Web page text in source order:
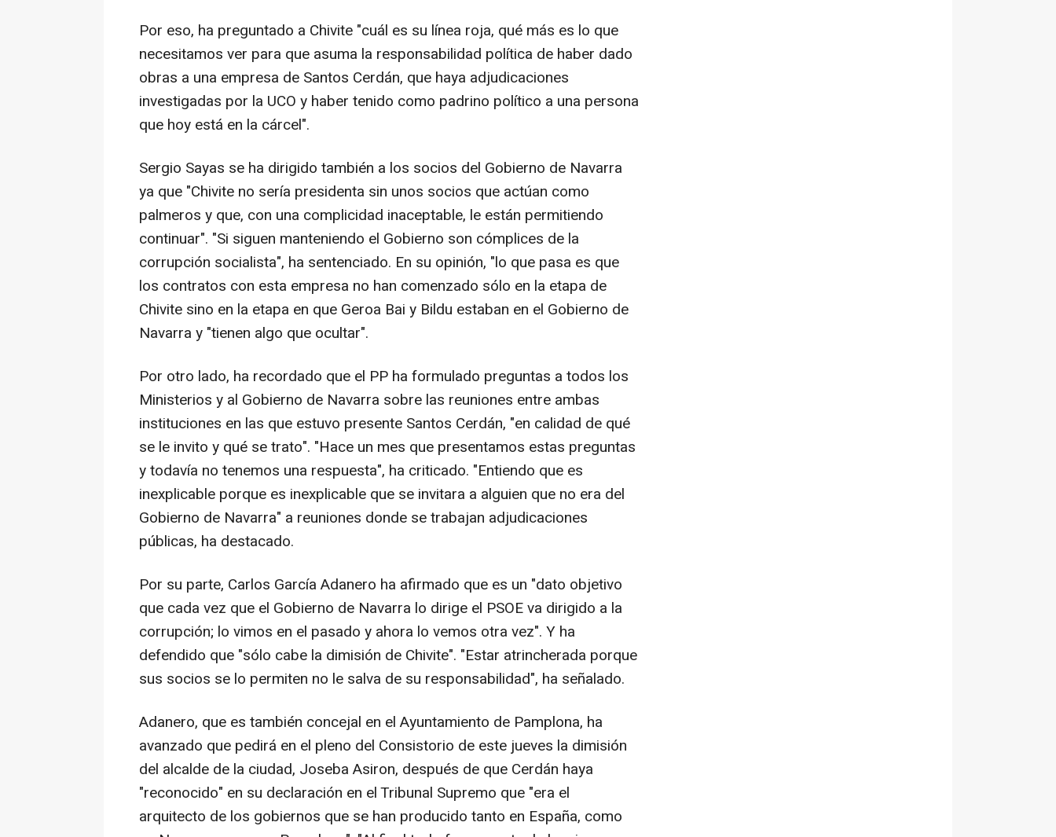
Por eso, ha preguntado a Chivite "cuál es su línea roja, qué más es lo que
necesitamos ver para que asuma la responsabilidad política de haber dado
obras a una empresa de Santos Cerdán, que haya adjudicaciones
investigadas por la UCO y haber tenido como padrino político a una persona
que hoy está en la cárcel".
Sergio Sayas se ha dirigido también a los socios del Gobierno de Navarra
ya que "Chivite no sería presidenta sin unos socios que actúan como
palmeros y que, con una complicidad inaceptable, le están permitiendo
continuar". "Si siguen manteniendo el Gobierno son cómplices de la
corrupción socialista", ha sentenciado. En su opinión, "lo que pasa es que
los contratos con esta empresa no han comenzado sólo en la etapa de
Chivite sino en la etapa en que Geroa Bai y Bildu estaban en el Gobierno de
Navarra y "tienen algo que ocultar".
Por otro lado, ha recordado que el PP ha formulado preguntas a todos los
Ministerios y al Gobierno de Navarra sobre las reuniones entre ambas
instituciones en las que estuvo presente Santos Cerdán, "en calidad de qué
se le invito y qué se trato". "Hace un mes que presentamos estas preguntas
y todavía no tenemos una respuesta", ha criticado. "Entiendo que es
inexplicable porque es inexplicable que se invitara a alguien que no era del
Gobierno de Navarra" a reuniones donde se trabajan adjudicaciones
públicas, ha destacado.
Por su parte, Carlos García Adanero ha afirmado que es un "dato objetivo
que cada vez que el Gobierno de Navarra lo dirige el PSOE va dirigido a la
corrupción; lo vimos en el pasado y ahora lo vemos otra vez". Y ha
defendido que "sólo cabe la dimisión de Chivite". "Estar atrincherada porque
sus socios se lo permiten no le salva de su responsabilidad", ha señalado.
Adanero, que es también concejal en el Ayuntamiento de Pamplona, ha
avanzado que pedirá en el pleno del Consistorio de este jueves la dimisión
del alcalde de la ciudad, Joseba Asiron, después de que Cerdán haya
"reconocido" en su declaración en el Tribunal Supremo que "era el
arquitecto de los gobiernos que se han producido tanto en España, como